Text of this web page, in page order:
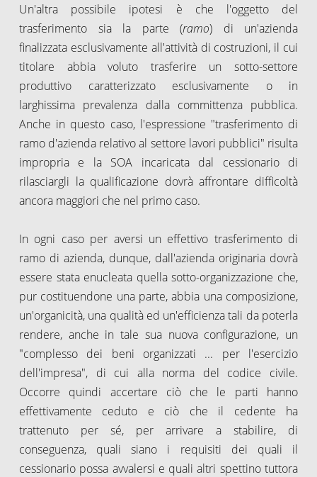
Un'altra possibile ipotesi è che l'oggetto del
trasferimento sia la parte (ramo) di un'azienda
finalizzata esclusivamente all'attività di costruzioni, il cui
titolare abbia voluto trasferire un sotto-settore
produttivo caratterizzato esclusivamente o in
larghissima prevalenza dalla committenza pubblica.
Anche in questo caso, l'espressione "trasferimento di
ramo d'azienda relativo al settore lavori pubblici" risulta
impropria e la SOA incaricata dal cessionario di
rilasciargli la qualificazione dovrà affrontare difficoltà
ancora maggiori che nel primo caso.
In ogni caso per aversi un effettivo trasferimento di
ramo di azienda, dunque, dall'azienda originaria dovrà
essere stata enucleata quella sotto-organizzazione che,
pur costituendone una parte, abbia una composizione,
un'organicità, una qualità ed un'efficienza tali da poterla
rendere, anche in tale sua nuova configurazione, un
"complesso dei beni organizzati ... per l'esercizio
dell'impresa", di cui alla norma del codice civile.
Occorre quindi accertare ciò che le parti hanno
effettivamente ceduto e ciò che il cedente ha
trattenuto per sé, per arrivare a stabilire, di
conseguenza, quali siano i requisiti dei quali il
cessionario possa avvalersi e quali altri spettino tuttora